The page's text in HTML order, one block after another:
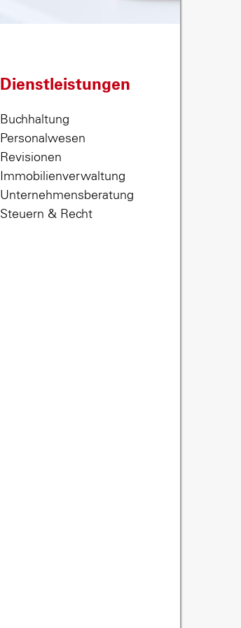
Dienstleistungen
Buchhaltung
Personalwesen
Revisionen
Immobilienverwaltung
Unternehmensberatung
Steuern & Recht